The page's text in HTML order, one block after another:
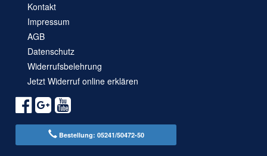
Kontakt
Impressum
AGB
Datenschutz
Widerrufsbelehrung
Jetzt Widerruf online erklären
Bestellung: 05241/50472-50